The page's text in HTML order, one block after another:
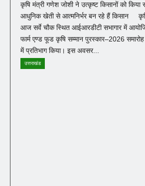
कृषि मंत्री गणेश जोशी ने उत्कृष्ट किसानों को किया
आधुनिक खेती से आत्मनिर्भर बन रहे हैं किसान
आज सर्वे चौक स्थित आईआरडीटी सभागार में
फार्म एण्ड फूड कृषि सम्मान पुरस्कार–2026
में प्रतिभाग किया। इस अवसर...
उत्तराखंड